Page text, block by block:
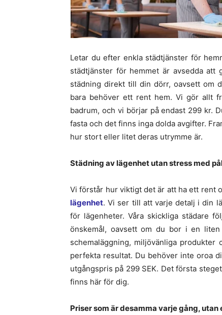
Letar du efter enkla städtjänster för
städtjänster för hemmet är avsedda
städning direkt till din dörr, oavsett om
bara behöver ett rent hem. Vi gör allt
badrum, och vi börjar på endast 299 kr.
fasta och det finns inga dolda avgifter.
hur stort eller litet deras utrymme är.
Städning av lägenhet utan stress med
Vi förstår hur viktigt det är att ha ett rent
lägenhet. Vi ser till att varje detalj i din
för lägenheter. Våra skickliga städare
önskemål, oavsett om du bor i en
schemaläggning, miljövänliga
perfekta resultat. Du behöver inte oroa
utgångspris på 299 SEK. Det första
finns här för dig.
Priser som är desamma varje gång,